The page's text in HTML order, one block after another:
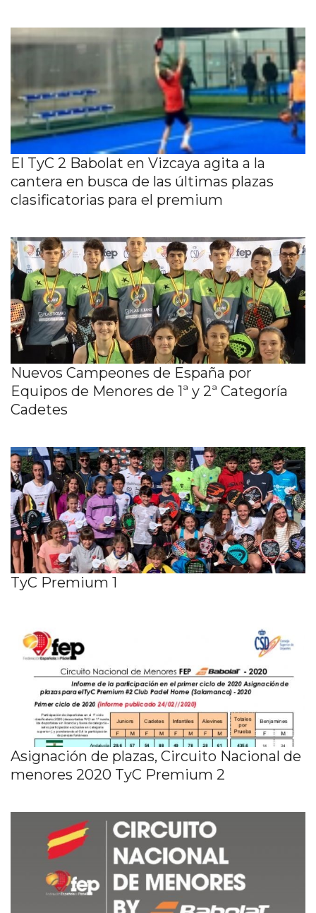
El TyC 2 Babolat en Vizcaya agita a la
cantera en busca de las últimas plazas
clasificatorias para el premium
Nuevos Campeones de España por
Equipos de Menores de 1ª y 2ª Categoría
Cadetes
TyC Premium 1
Asignación de plazas, Circuito Nacional de
menores 2020 TyC Premium 2